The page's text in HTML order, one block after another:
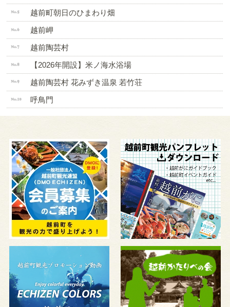
越前町朝日のひまわり畑
越前岬
越前陶芸村
【2026年開設】米ノ海水浴場
越前陶芸村 花みずき温泉 若竹荘
呼鳥門